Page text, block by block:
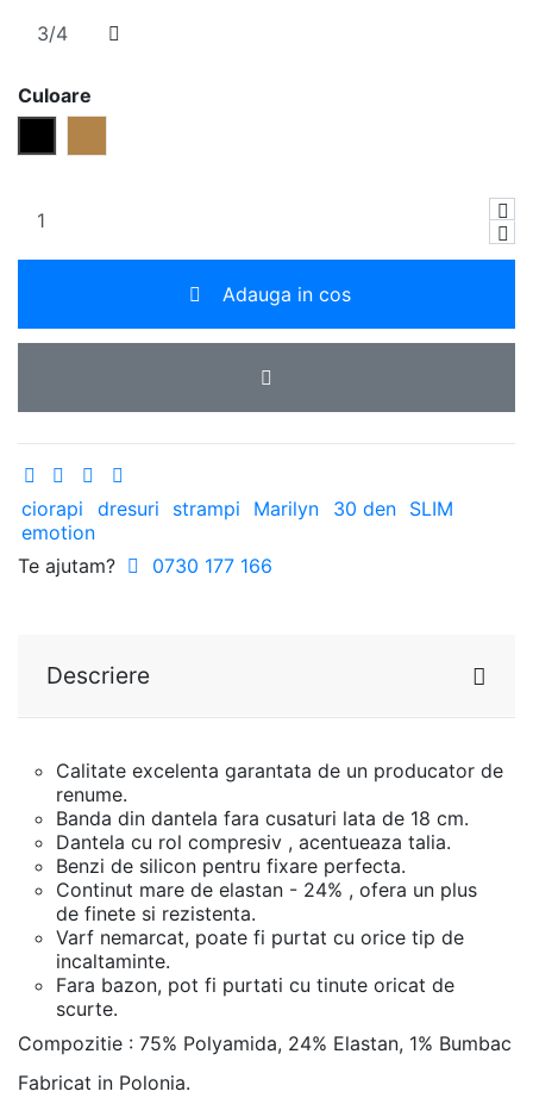
Culoare
Adauga in cos
ciorapi dresuri strampi Marilyn 30 den
SLIM
emotion
Te ajutam?
0730 177 166
Descriere
Calitate excelenta garantata de un producator de
renume.
Banda din dantela fara cusaturi lata de 18 cm.
Dantela cu rol compresiv , acentueaza talia.
Benzi de silicon pentru fixare perfecta.
Continut mare de elastan - 24% , ofera un plus
de finete si rezistenta.
Varf nemarcat, poate fi purtat cu orice tip de
incaltaminte.
Fara bazon, pot fi purtati cu tinute oricat de
scurte.
Compozitie : 75% Polyamida, 24% Elastan, 1% Bumbac
Fabricat in Polonia.